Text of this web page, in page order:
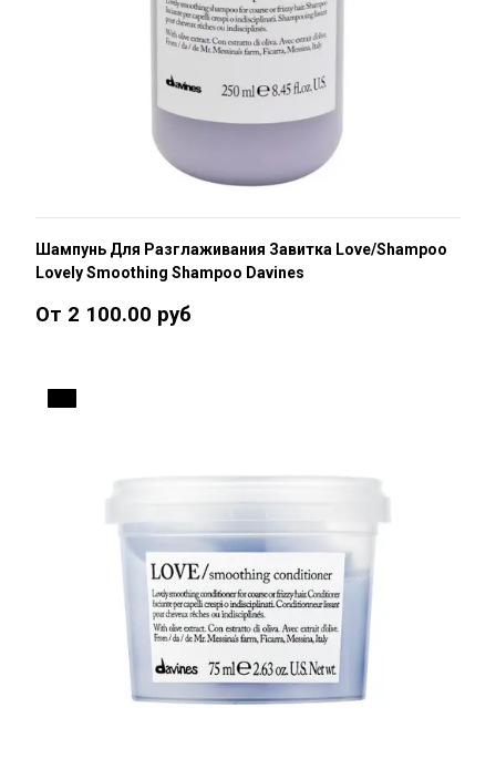
Шампунь Для Разглаживания Завитка Love/Shampoo
Lovely Smoothing Shampoo Davines
От 2 100.00 руб